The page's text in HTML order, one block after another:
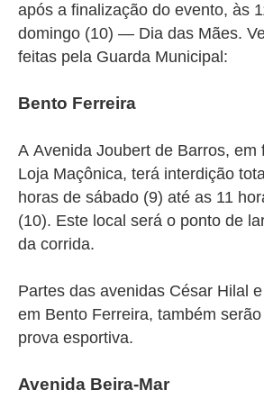
após a finalização do evento, às
domingo (10) — Dia das Mães.
feitas pela Guarda Municipal:
Bento Ferreira
A Avenida Joubert de Barros, em
Loja Maçônica, terá interdição
horas de sábado (9) até as 11
(10). Este local será o ponto de
da corrida.
Partes das avenidas César Hilal
em Bento Ferreira, também
prova esportiva.
Avenida Beira-Mar